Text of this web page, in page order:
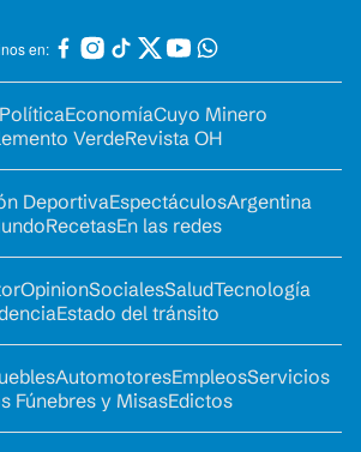
en:
PolíticaEconomíaCuyo Minero
VerdeRevista OH
DeportivaEspectáculosArgentina
RecetasEn las redes
OpinionSocialesSaludTecnología
Estado del tránsito
AutomotoresEmpleosServicios
Fúnebres y MisasEdictos